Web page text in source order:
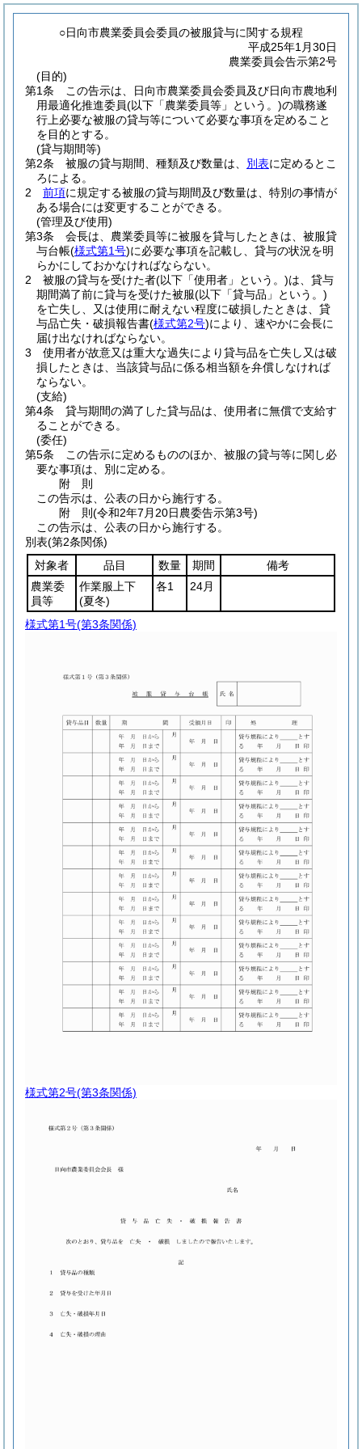
○日向市農業委員会委員の被服貸与に関する規程
平成25年1月30日
農業委員会告示第2号
(目的)
第1条
この告示は、日向市農業委員会委員及び日向市農地利
用最適化推進委員(以下「農業委員等」という。)の職務遂
行上必要な被服の貸与等について必要な事項を定めること
を目的とする。
(貸与期間等)
第2条
被服の貸与期間、種類及び数量は、 別表に定めるとこ
ろによる。
2
前項に規定する被服の貸与期間及び数量は、特別の事情が
ある場合には変更することができる。
(管理及び使用)
第3条
会長は、農業委員等に被服を貸与したときは、被服貸
与台帳(様式第1号)に必要な事項を記載し、貸与の状況を明
らかにしておかなければならない。
2
被服の貸与を受けた者(以下「使用者」という。)は、貸与
期間満了前に貸与を受けた被服(以下「貸与品」という。)
を亡失し、又は使用に耐えない程度に破損したときは、貸
与品亡失・破損報告書(様式第2号)により、速やかに会長に
届け出なければならない。
3
使用者が故意又は重大な過失により貸与品を亡失し又は破
損したときは、当該貸与品に係る相当額を弁償しなければ
ならない。
(支給)
第4条
貸与期間の満了した貸与品は、使用者に無償で支給す
ることができる。
(委任)
第5条
この告示に定めるもののほか、被服の貸与等に関し必
要な事項は、別に定める。
附 則
この告示は、公表の日から施行する。
附 則(令和2年7月20日農委告示第3号)
この告示は、公表の日から施行する。
別表(第2条関係)
対象者
品目 数量 期間
備考
農業委
員等
作業服上下
(夏冬)
各1 24月
様式第1号(第3条関係)
様式第2号(第3条関係)